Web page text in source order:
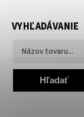
VYHĽADÁVANIE
Hľadať